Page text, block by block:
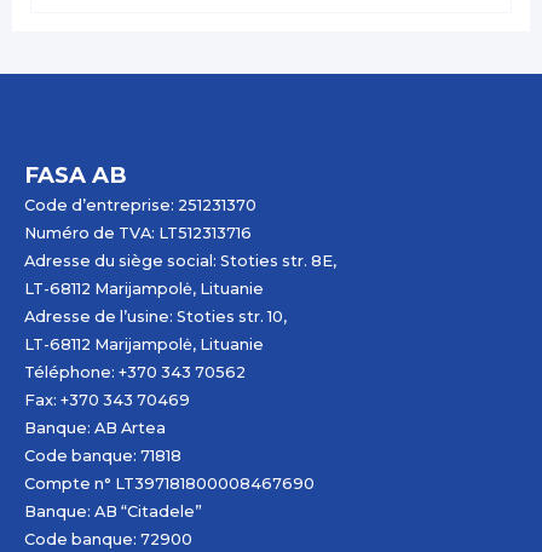
FASA AB
Code d’entreprise: 251231370
Numéro de TVA: LT512313716
Adresse du siège social: Stoties str. 8E,
LT-68112 Marijampolė, Lituanie
Adresse de l’usine: Stoties str. 10,
LT-68112 Marijampolė, Lituanie
Téléphone: +370 343 70562
Fax: +370 343 70469
Banque: AB Artea
Code banque: 71818
Compte n° LT397181800008467690
Banque: AB “Citadele”
Code banque: 72900